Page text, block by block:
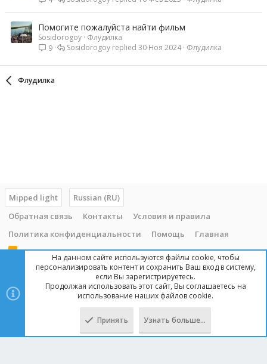
Помогите пожалуйста найти фильм
Sosidorogoy Флудилка
9
Флудилка
30 Ноя 2024
Sosidorogoy
Флудилка
Mipped light
Russian (RU)
Обратная связь
Контакты
Условия и правила
Политика конфиденциальности
Помощь Главная
R
Copyright © 2014 - 2025, mipped.com. Все права защищены. При
копировании материала с сайта, обратная ссылка обязательна!
На данном сайте используются файлы cookie, чтобы
персонализировать контент и сохранить Ваш вход в систему,
если Вы зарегистрируетесь.
Продолжая использовать этот сайт, Вы соглашаетесь на
использование наших файлов cookie.
Принять Узнать больше…